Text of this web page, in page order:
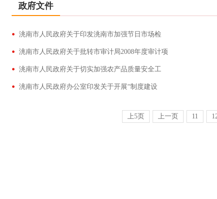
政府文件
洮南市人民政府关于印发洮南市加强节日市场检
洮南市人民政府关于批转市审计局2008年度审计项
洮南市人民政府关于切实加强农产品质量安全工
洮南市人民政府办公室印发关于开展“制度建设
上5页 上一页 11